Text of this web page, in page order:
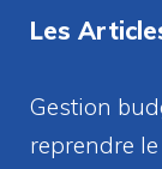
Les
Gestion
reprendre